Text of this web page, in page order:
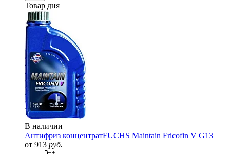
Товар дня
В наличии
Антифриз концентратFUCHS Maintain Fricofin V G13
от 913 руб.